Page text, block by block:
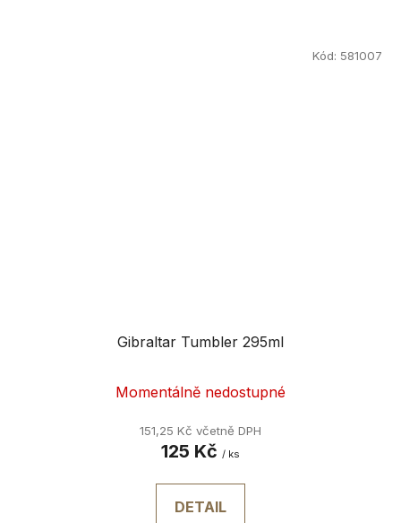
Gibraltar Tumbler 295ml
Momentálně nedostupné
151,25 Kč včetně DPH
125 Kč / ks
DETAIL
Kód: 581007